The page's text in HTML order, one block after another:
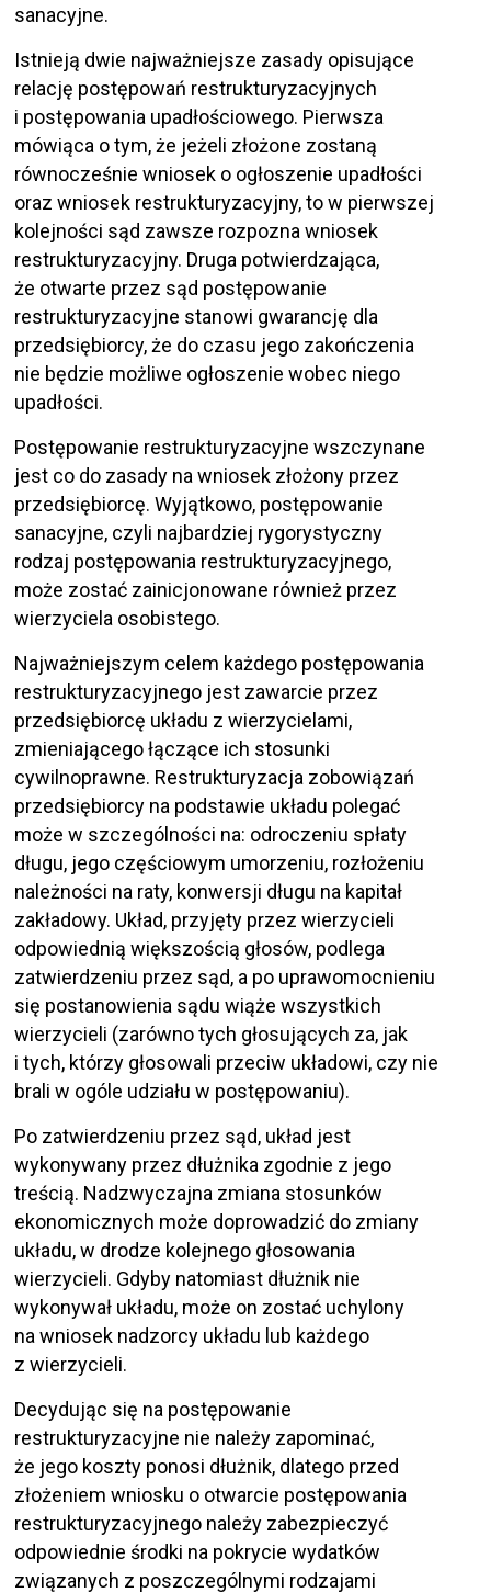
sanacyjne.
Istnieją dwie najważniejsze zasady opisujące
relację postępowań restrukturyzacyjnych
i postępowania upadłościowego. Pierwsza
mówiąca o tym, że jeżeli złożone zostaną
równocześnie wniosek o ogłoszenie upadłości
oraz wniosek restrukturyzacyjny, to w pierwszej
kolejności sąd zawsze rozpozna wniosek
restrukturyzacyjny. Druga potwierdzająca,
że otwarte przez sąd postępowanie
restrukturyzacyjne stanowi gwarancję dla
przedsiębiorcy, że do czasu jego zakończenia
nie będzie możliwe ogłoszenie wobec niego
upadłości.
Postępowanie restrukturyzacyjne wszczynane
jest co do zasady na wniosek złożony przez
przedsiębiorcę. Wyjątkowo, postępowanie
sanacyjne, czyli najbardziej rygorystyczny
rodzaj postępowania restrukturyzacyjnego,
może zostać zainicjonowane również przez
wierzyciela osobistego.
Najważniejszym celem każdego postępowania
restrukturyzacyjnego jest zawarcie przez
przedsiębiorcę układu z wierzycielami,
zmieniającego łączące ich stosunki
cywilnoprawne. Restrukturyzacja zobowiązań
przedsiębiorcy na podstawie układu polegać
może w szczególności na: odroczeniu spłaty
długu, jego częściowym umorzeniu, rozłożeniu
należności na raty, konwersji długu na kapitał
zakładowy. Układ, przyjęty przez wierzycieli
odpowiednią większością głosów, podlega
zatwierdzeniu przez sąd, a po uprawomocnieniu
się postanowienia sądu wiąże wszystkich
wierzycieli (zarówno tych głosujących za, jak
i tych, którzy głosowali przeciw układowi, czy nie
brali w ogóle udziału w postępowaniu).
Po zatwierdzeniu przez sąd, układ jest
wykonywany przez dłużnika zgodnie z jego
treścią. Nadzwyczajna zmiana stosunków
ekonomicznych może doprowadzić do zmiany
układu, w drodze kolejnego głosowania
wierzycieli. Gdyby natomiast dłużnik nie
wykonywał układu, może on zostać uchylony
na wniosek nadzorcy układu lub każdego
z wierzycieli.
Decydując się na postępowanie
restrukturyzacyjne nie należy zapominać,
że jego koszty ponosi dłużnik, dlatego przed
złożeniem wniosku o otwarcie postępowania
restrukturyzacyjnego należy zabezpieczyć
odpowiednie środki na pokrycie wydatków
związanych z poszczególnymi rodzajami